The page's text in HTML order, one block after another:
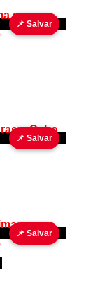
📌 Salvar
📌 Salvar
📌 Salvar